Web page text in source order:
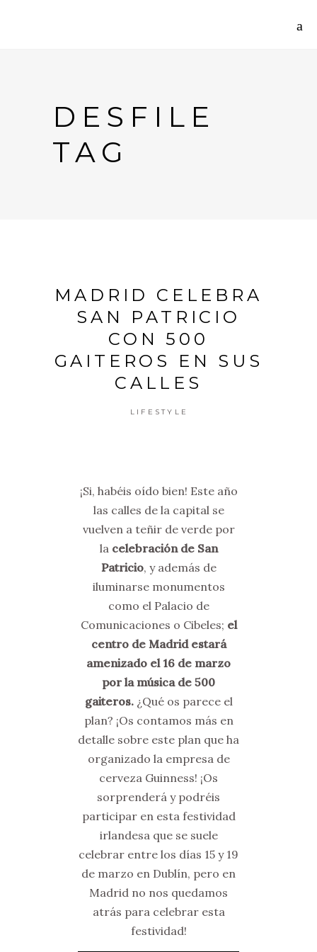
DESFILE
TAG
MADRID CELEBRA
SAN PATRICIO
CON 500
GAITEROS EN SUS
CALLES
LIFESTYLE
¡Si, habéis oído bien! Este año
las calles de la capital se
vuelven a teñir de verde por
la celebración de San
Patricio, y además de
iluminarse monumentos
como el Palacio de
Comunicaciones o Cibeles; el
centro de Madrid estará
amenizado el 16 de marzo
por la música de 500
gaiteros.¿Qué os parece el
plan? ¡Os contamos más en
detalle sobre este plan que ha
organizado la empresa de
cerveza Guinness! ¡Os
sorprenderá y podréis
participar en esta festividad
irlandesa que se suele
celebrar entre los días 15 y 19
de marzo en Dublín, pero en
Madrid no nos quedamos
atrás para celebrar esta
festividad!